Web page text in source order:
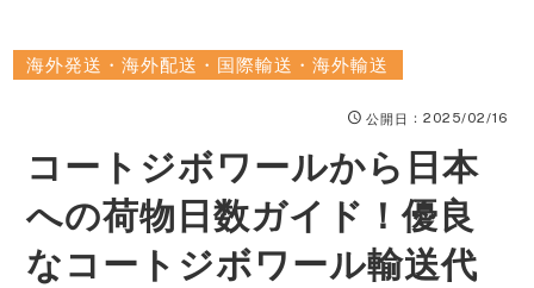
海外発送・海外配送・国際輸送・海外輸送
公開日 ：2025/02/16
コートジボワールから日本
への荷物日数ガイド！優良
なコートジボワール輸送代